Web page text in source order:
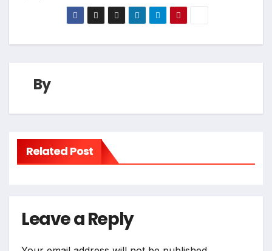
By
Related Post
Leave a Reply